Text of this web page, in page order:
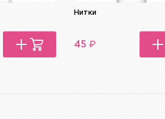
Нитки
45 ₽